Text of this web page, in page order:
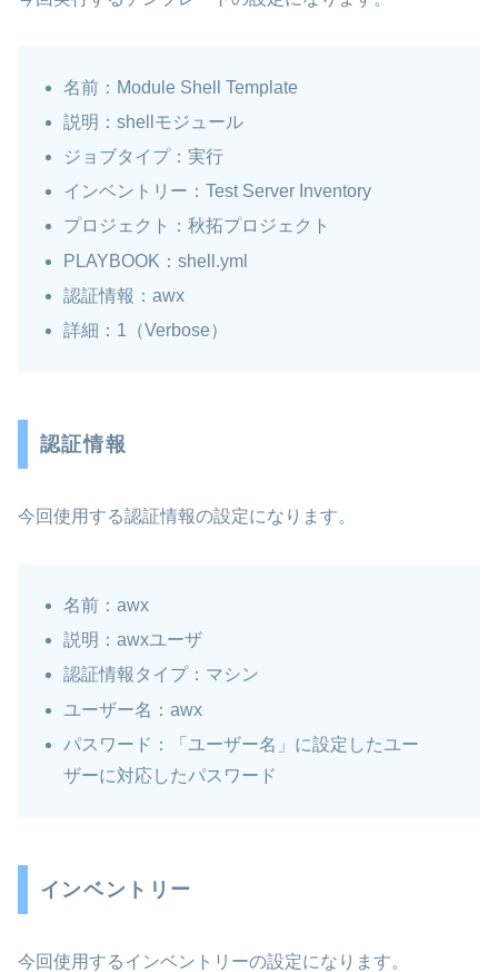
名前：Module Shell Template
説明：shellモジュール
ジョブタイプ：実行
インベントリー：Test Server Inventory
プロジェクト：秋拓プロジェクト
PLAYBOOK：shell.yml
認証情報：awx
詳細：1（Verbose）
認証情報
今回使用する認証情報の設定になります。
名前：awx
説明：awxユーザ
認証情報タイプ：マシン
ユーザー名：awx
パスワード：「ユーザー名」に設定したユー
ザーに対応したパスワード
インベントリー
今回使用するインベントリーの設定になります。